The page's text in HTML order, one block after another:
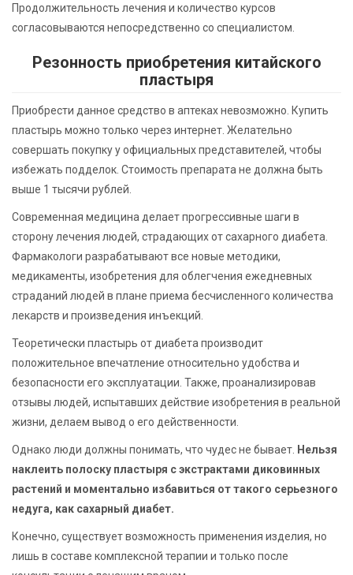
Продолжительность лечения и количество курсов
согласовываются непосредственно со специалистом.
Резонность приобретения китайского
пластыря
Приобрести данное средство в аптеках невозможно. Купить
пластырь можно только через интернет. Желательно
совершать покупку у официальных представителей, чтобы
избежать подделок. Стоимость препарата не должна быть
выше 1 тысячи рублей.
Современная медицина делает прогрессивные шаги в
сторону лечения людей, страдающих от сахарного диабета.
Фармакологи разрабатывают все новые методики,
медикаменты, изобретения для облегчения ежедневных
страданий людей в плане приема бесчисленного количества
лекарств и произведения инъекций.
Теоретически пластырь от диабета производит
положительное впечатление относительно удобства и
безопасности его эксплуатации. Также, проанализировав
отзывы людей, испытавших действие изобретения в реальной
жизни, делаем вывод о его действенности.
Однако люди должны понимать, что чудес не бывает. Нельзя
наклеить полоску пластыря с экстрактами диковинных
растений и моментально избавиться от такого серьезного
недуга, как сахарный диабет.
Конечно, существует возможность применения изделия, но
лишь в составе комплексной терапии и только после